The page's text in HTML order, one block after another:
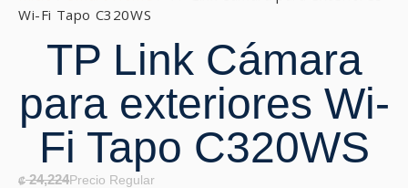
Wi-Fi Tapo C320WS
TP Link Cámara
para exteriores Wi-
Fi Tapo C320WS
₡24,224